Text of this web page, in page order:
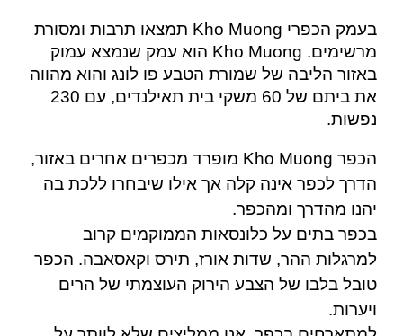
בעמק הכפרי Kho Muong תמצאו תרבות ומסורת
מרשימים. Kho Muong הוא עמק שנמצא עמוק
באזור הליבה של שמורת הטבע פו לונג והוא מהווה
את ביתם של 60 משקי בית תאילנדים, עם 230
נפשות.
הכפר Kho Muong מופרד מכפרים אחרים באזור,
הדרך לכפר אינה קלה אך אילו שיבחרו ללכת בה
יהנו מהדרך ומהכפר.
בכפר בתים על כלונסאות הממוקמים קרוב
למרגלות ההר, שדות אורז, תירס וקאסאבה. הכפר
טובל בלבו של הצבע הירוק העוצמתי של הרים
ויערות.